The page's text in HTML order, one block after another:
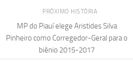
PRÓXIMO HISTÓRIA
MP do Piauí elege Aristides Silva
Pinheiro como Corregedor-Geral para o
biênio 2015-2017